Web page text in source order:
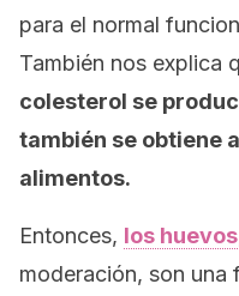
para el normal
También nos explica
colesterol se
también se obtiene
alimentos.
Entonces, los huevos
moderación, son una